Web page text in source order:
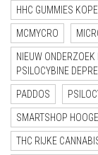
HHC GUMMIES
MCMYCRO
NIEUW
PSILOCYBINE
PADDOS
SMARTSHOP
THC RIJKE